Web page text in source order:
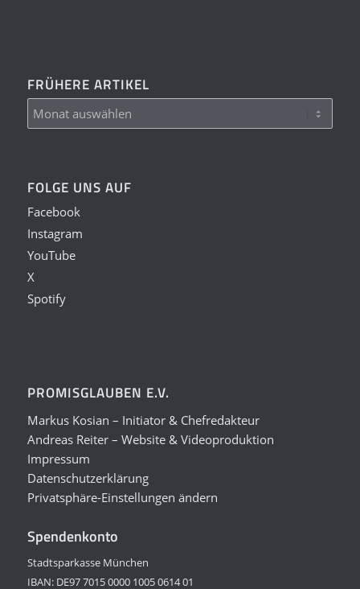
FRÜHERE ARTIKEL
FOLGE UNS AUF
Facebook
Instagram
YouTube
X
Spotify
PROMISGLAUBEN E.V.
Markus Kosian – Initiator & Chefredakteur
Andreas Reiter – Website & Videoproduktion
Impressum
Datenschutzerklärung
Privatsphäre-Einstellungen ändern
Spendenkonto
Stadtsparkasse München
IBAN: DE97 7015 0000 1005 0614 01